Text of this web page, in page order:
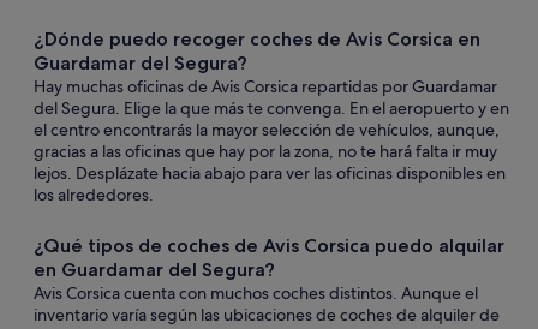
¿Dónde puedo recoger coches de Avis Corsica en
Guardamar del Segura?
Hay muchas oficinas de Avis Corsica repartidas por Guardamar
del Segura. Elige la que más te convenga. En el aeropuerto y en
el centro encontrarás la mayor selección de vehículos, aunque,
gracias a las oficinas que hay por la zona, no te hará falta ir muy
lejos. Desplázate hacia abajo para ver las oficinas disponibles en
los alrededores.
¿Qué tipos de coches de Avis Corsica puedo alquilar
en Guardamar del Segura?
Avis Corsica cuenta con muchos coches distintos. Aunque el
inventario varía según las ubicaciones de coches de alquiler de